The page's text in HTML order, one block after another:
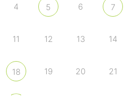
4 5 6 7
11 12 13 14
18 19 20 21